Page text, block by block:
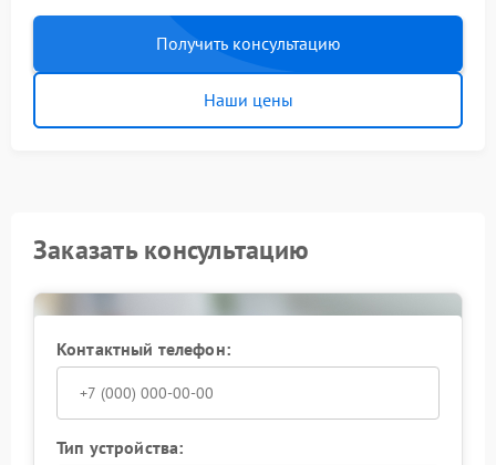
Получить консультацию
Наши цены
Заказать консультацию
Контактный телефон:
Тип устройства: